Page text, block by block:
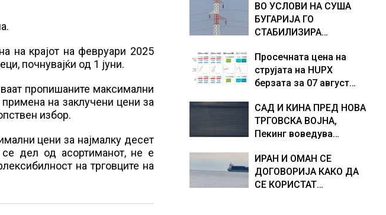
на крајот на февруари 2025
почнувајќи од 1 јуни.
пропишаните максимални
на заклучени цени за
избор.
цени за најмалку десет
дел од асортиманот, не е
на трговците на
бомбардирањето го
доживуваа овој настан
што го промени текот
Германија е лидер во
Европа по бројот на
изградени центри за
ВО УСЛОВИ НА СУША
БУГАРИЈА ГО
СТАБИЛИЗИРА
ЕНЕРГЕТСКИ СИСТЕМ,
како Бугарија стана
балкански шампион во
од батерии
Просечната цена на
струјата на HUPX
берзата за 07 август
евра за мегават час, на
МЕМО 153,56 евра за
мегават час
САД И КИНА ПРЕД НОВА
ТРГОВСКА ВОЈНА,
Пекинг воведува
американски компании
и организации
ИРАН И ОМАН СЕ
ДОГОВОРИЈА КАКО ДА
СЕ КОРИСТАТ